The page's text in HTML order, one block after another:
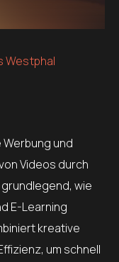
Westphal
und
Videos durch
wie
E-Learning
kreative
um schnell